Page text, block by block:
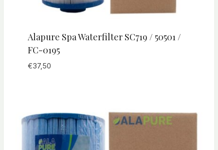
Alapure Spa Waterfilter SC719 / 50501 /
FC-0195
€37,50